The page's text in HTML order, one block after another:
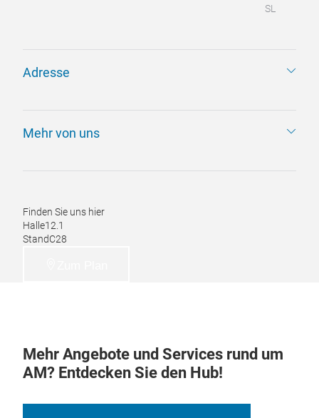
Adresse
Mehr von uns
Finden Sie uns hier
Halle12.1
StandC28
Mehr Angebote und Services rund um
AM? Entdecken Sie den Hub!